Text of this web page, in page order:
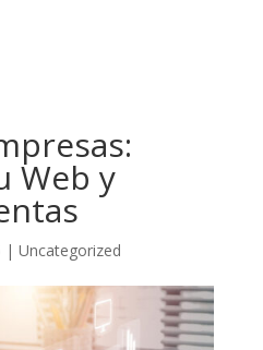
Web y
| Uncategorized